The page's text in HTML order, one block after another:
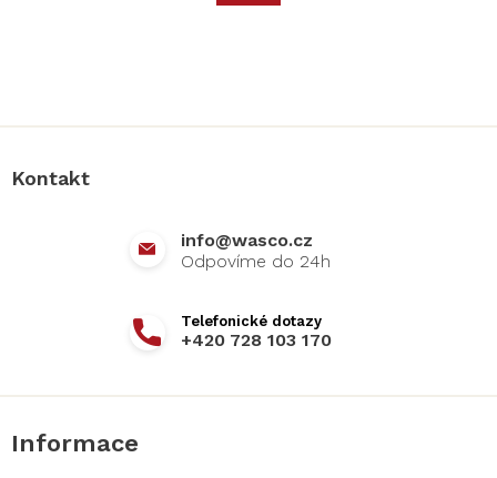
Kontakt
info@wasco.cz
+420 728 103 170
Informace